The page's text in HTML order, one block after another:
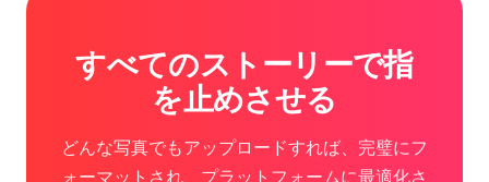
すべてのストーリーで指
を止めさせる
どんな写真でもアップロードすれば、完璧にフ
ォーマットされ、プラットフォームに最適化さ